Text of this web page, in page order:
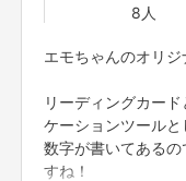
codama先生とバン
8人
エモちゃんのオリ
リーディングカー
ケーションツールと
数字が書いてある
すね！